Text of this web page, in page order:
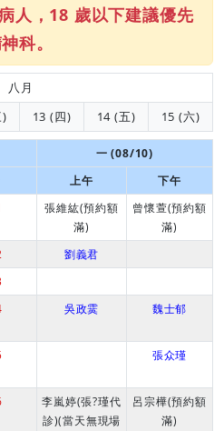
人，18 歲以下建議優先
科。
八月
13 (四) 14 (五) 15 (六)
一 (08/10)
上午
下午
張維紘(預約額
滿)
曾懷萱(預約額
滿)
劉義君
吳政霙 魏士郁
張众瑾
李嵐婷(張?瑾代
診)(當天無現場
呂宗樺(預約額
滿)